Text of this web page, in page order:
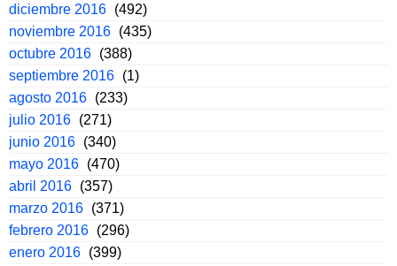
diciembre 2016 (492)
noviembre 2016 (435)
octubre 2016 (388)
septiembre 2016 (1)
agosto 2016 (233)
julio 2016 (271)
junio 2016 (340)
mayo 2016 (470)
abril 2016 (357)
marzo 2016 (371)
febrero 2016 (296)
enero 2016 (399)